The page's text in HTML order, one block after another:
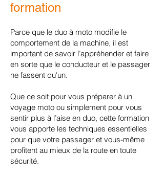
formation
Parce que le duo à moto modifie le
comportement de la machine, il est
important de savoir l’appréhender et faire
en sorte que le conducteur et le passager
ne fassent qu'un.
Que ce soit pour vous préparer à un
voyage moto ou simplement pour vous
sentir plus à l’aise en duo, cette formation
vous apporte les techniques essentielles
pour que votre passager et vous-même
profitent au mieux de la route en toute
sécurité.